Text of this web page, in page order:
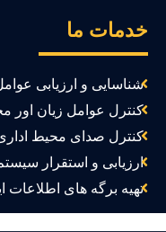
ما
شناسایی و ارزیابی عوامل
کنترل عوامل زیان اور
کنترل صدای محیط اداری
ارزیابی و استقرار سیستم
تهیه برگه های اطلاعات